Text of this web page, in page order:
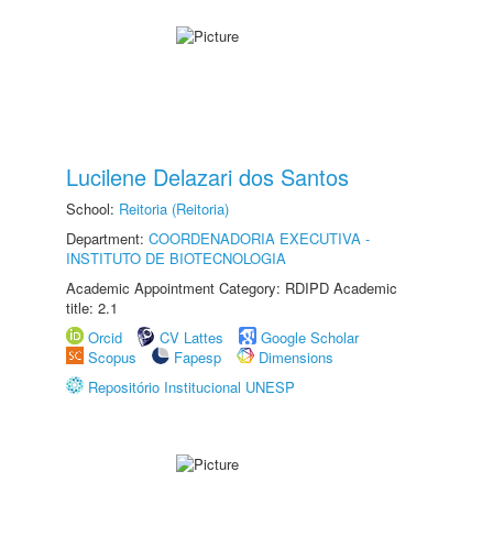
Lucilene Delazari dos Santos
School: Reitoria (Reitoria)
Department: COORDENADORIA EXECUTIVA -
INSTITUTO DE BIOTECNOLOGIA
Academic Appointment Category: RDIPD Academic
title: 2.1
Orcid
CV Lattes
Google Scholar
Scopus
Fapesp
Dimensions
Repositório Institucional UNESP